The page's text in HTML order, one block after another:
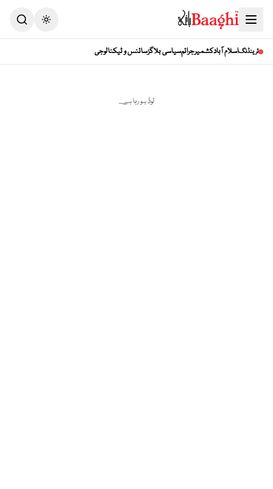
ٹرینڈنگاسلام آبادکشمیرجرائمسیاسی بلاگزسائنس و ٹیکنالوجی
لوڈ ہو رہا ہے...